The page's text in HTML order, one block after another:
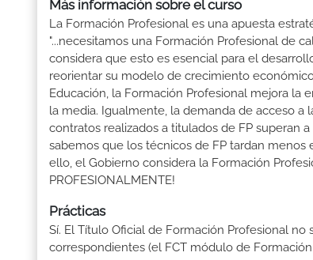
Más información sobre el curso
La Formación Profesional es una apuesta
"...necesitamos una Formación Profesional de
considera que esto es esencial para el
reorientar su modelo de crecimiento
Educación, la Formación Profesional mejora la
la media. Igualmente, la demanda de acceso a
contratos realizados a titulados de FP superan
sabemos que los técnicos de FP tardan
ello, el Gobierno considera la Formación
PROFESIONALMENTE!
Prácticas
Sí. El Título Oficial de Formación Profesional
correspondientes (el FCT módulo de